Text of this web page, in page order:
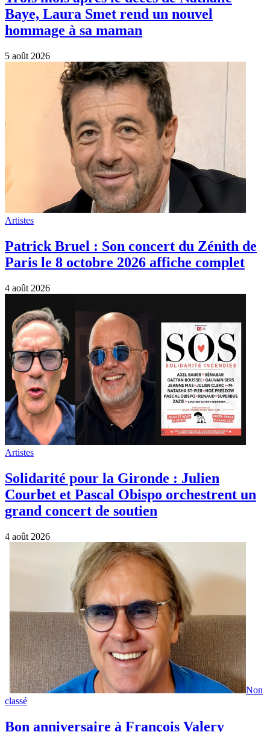
Baye, Laura Smet rend un nouvel
hommage à sa maman
5 août 2026
Artistes
Patrick Bruel : Son concert du Zénith de
Paris le 8 octobre 2026 affiche complet
4 août 2026
Artistes
Solidarité pour la Gironde : Julien
Courbet et Pascal Obispo orchestrent un
grand concert de soutien
4 août 2026
Non
classé
Bon anniversaire à François Valery